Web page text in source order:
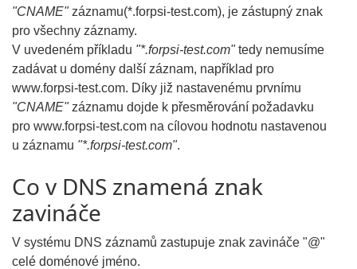
"CNAME"záznamu(*.forpsi-test.com), je zástupný znak
pro všechny záznamy.
V uvedeném příkladu "*.forpsi-test.com"tedy nemusíme
zadávat u domény další záznam, například pro
www.forpsi-test.com. Díky již nastavenému prvnímu
"CNAME"záznamu dojde k přesměrování požadavku
pro www.forpsi-test.com na cílovou hodnotu nastavenou
u záznamu "*.forpsi-test.com".
Co v DNS znamená znak
zavináče
V systému DNS záznamů zastupuje znak zavináče "@"
celé doménové jméno.